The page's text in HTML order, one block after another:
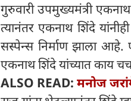
गुरुवारी उपमुख्यमंत्री
त्यानंतर एकनाथ शिंदे यांनीही
सस्पेन्स निर्माण झाला
एकनाथ शिंदे यांच्यात काय
ALSO READ: मनोज